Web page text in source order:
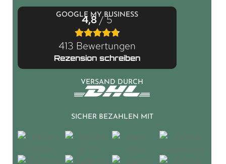
GOOGLE MY BUSINESS
4,8/ 5
413 Bewertungen
Rezension schreiben
VERSAND DURCH
SICHER BEZAHLEN MIT